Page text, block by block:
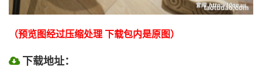
（预览图经过压缩处理 下载包内是原图）
下载地址：